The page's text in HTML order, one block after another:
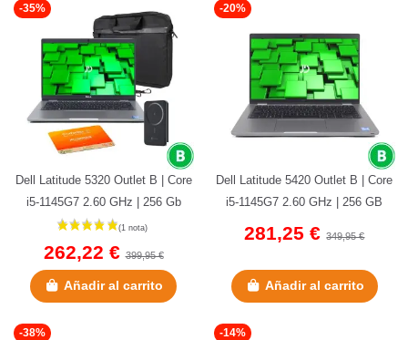
(1 nota)
-35%
Dell Latitude 5320 Outlet B | Core
i5-1145G7 2.60 GHz | 256 Gb
NVMe | 8 GB DDR4 Onboard...
262,22 €399,95 €
Añadir al carrito
-20%
Dell Latitude 5420 Outlet B | Core
i5-1145G7 2.60 GHz | 256 GB
NVMe | 8 GB DDR4 | 14" |...
281,25 €349,95 €
Añadir al carrito
-38% -14%